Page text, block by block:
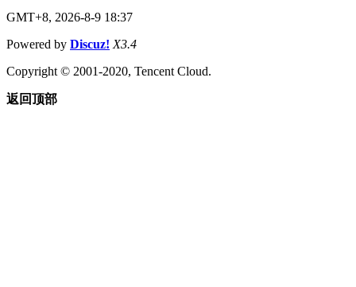
GMT+8, 2026-8-9 18:37
Powered by Discuz! X3.4
Copyright © 2001-2020, Tencent Cloud.
返回顶部